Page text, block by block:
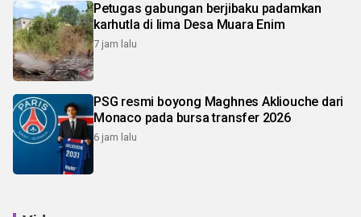
Petugas gabungan berjibaku padamkan
karhutla di lima Desa Muara Enim
7 jam lalu
PSG resmi boyong Maghnes Akliouche dari
Monaco pada bursa transfer 2026
6 jam lalu